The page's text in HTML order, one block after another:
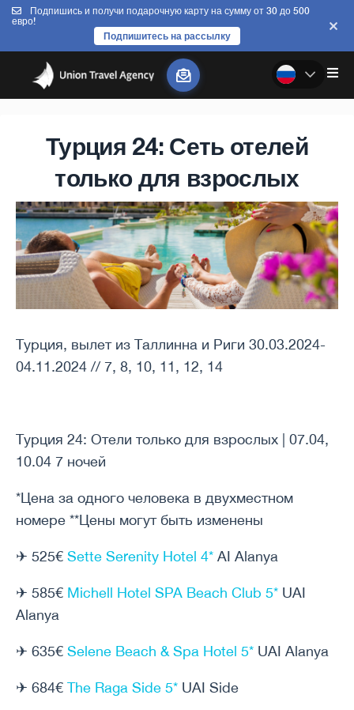
Подпишись и получи подарочную карту на сумму от 30 до 500
евро!
Подпишитесь на рассылку
Турция 24: Сеть отелей
только для взрослых
Турция, вылет из Таллинна и Риги 30.03.2024-
04.11.2024 // 7, 8, 10, 11, 12, 14
Tурция 24: Отели только для взрослых | 07.04,
10.04 7 ночей
*Цена за одного человека в двухместном
номере **Цены могут быть изменены
✈ 525€ Sette Serenity Hotel 4* AI Alanya
✈ 585€ Michell Hotel SPA Beach Club 5* UAI
Alanya
✈ 635€ Selene Beach & Spa Hotel 5* UAI Alanya
✈ 684€ The Raga Side 5* UAI Side